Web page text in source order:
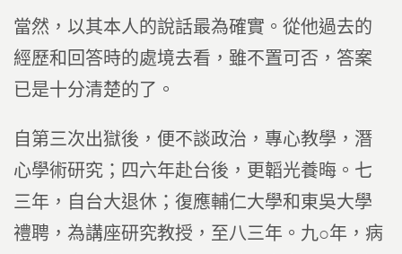
當然，以其本人的說話最為確實。從他過去的
經歷和回答時的處境去看，雖不置可否，答案
已是十分清楚的了。
自第三次出獄後，便不談政治，專心教學，潛
心學術研究；四六年赴台後，更韜光養晦。七
三年，自台大退休；復應輔仁大學和東吳大學
禮聘，為講座研究教授，至八三年。九○年，病